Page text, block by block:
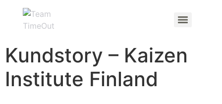
Kundstory – Kaizen
Institute Finland